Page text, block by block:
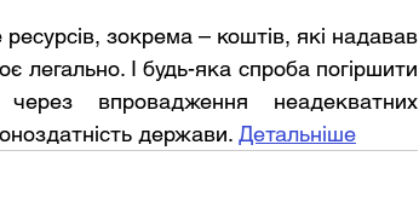
зокрема – коштів, які надавав
легально. І будь-яка спроба погіршити
через впровадження неадекватних
держави. Детальніше